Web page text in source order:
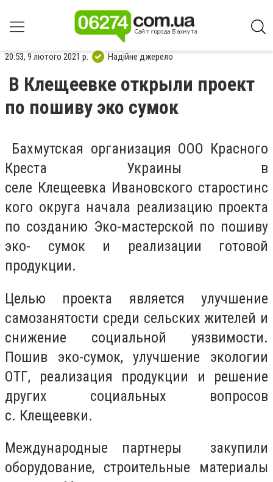
20:53, 9 лютого 2021 р. Надійне джерело
В Клещеевке открыли проект
по пошиву эко сумок
Бахмутская организация ООО Красного
Креста Украины в
селе Клещеевка Ивановского старостинс
кого округа начала реализацию проекта
по созданию Эко-мастерской по пошиву
эко- сумок и реализации готовой
продукции.
Целью проекта является улучшение
самозанятости среди сельских жителей и
снижение социальной уязвимости.
Пошив эко-сумок, улучшение экологии
ОТГ, реализация продукции и решение
других социальных вопросов
с. Клещеевки.
Международные партнеры закупили
оборудование, строительные материалы